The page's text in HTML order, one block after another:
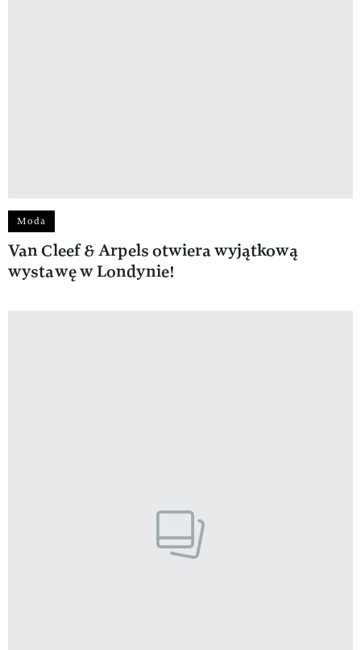
Moda
Van Cleef & Arpels otwiera wyjątkową
wystawę w Londynie!